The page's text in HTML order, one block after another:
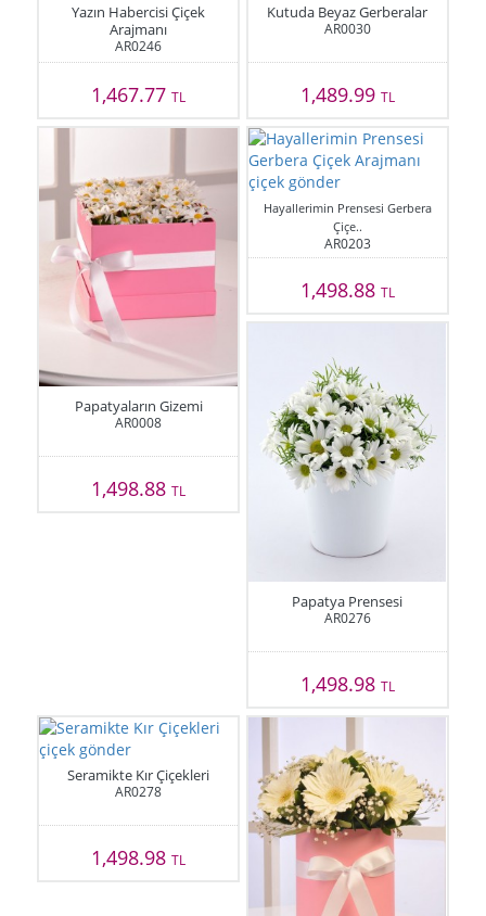
Yazın Habercisi Çiçek
Arajmanı
AR0246
1,467.77TL
Kutuda Beyaz Gerberalar
AR0030
1,489.99 TL
Papatyaların Gizemi
AR0008
1,498.88TL
Hayallerimin Prensesi Gerbera
Çiçe..
AR0203
1,498.88 TL
Papatya Prensesi
AR0276
1,498.98 TL
Seramikte Kır Çiçekleri
AR0278
1,498.98TL